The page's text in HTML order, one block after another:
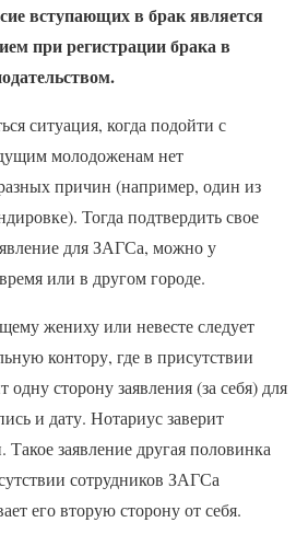
вступающих в брак является
при регистрации брака в
ситуация, когда подойти с
молодоженам нет
причин (например, один из
Тогда подтвердить свое
для ЗАГСа, можно у
или в другом городе.
жениху или невесте следует
контору, где в присутствии
одну сторону заявления (за себя) для
и дату. Нотариус заверит
заявление другая половинка
сотрудников ЗАГСа
его вторую сторону от себя.